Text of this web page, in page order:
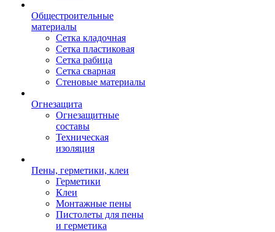
Общестроительные
материалы
Сетка кладочная
Сетка пластиковая
Сетка рабица
Сетка сварная
Стеновые материалы
Огнезащита
Огнезащитные
составы
Техническая
изоляция
Пены, герметики, клеи
Герметики
Клеи
Монтажные пены
Пистолеты для пены
и герметика